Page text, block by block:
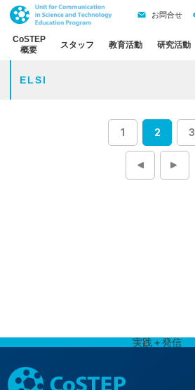
CoSTEP
概要
スタッフ 教育活動 研究活動
お問合せ
ELSI
投
ビ
1 2 3
実践＋発信